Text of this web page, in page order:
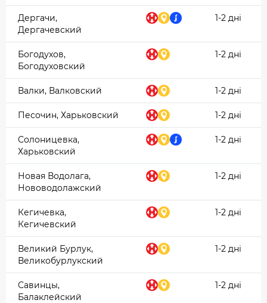
Дергачи,
Дергачевский
1-2 дні
Богодухов,
Богодуховский
1-2 дні
Валки, Валковский 1-2 дні
Песочин, Харьковский 1-2 дні
Солоницевка,
Харьковский
1-2 дні
Новая Водолага,
Нововодолажский
1-2 дні
Кегичевка,
Кегичевский
1-2 дні
Великий Бурлук,
Великобурлукский
1-2 дні
Савинцы,
Балаклейский
1-2 дні